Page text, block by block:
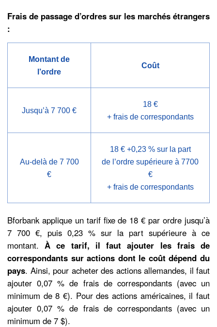
Frais de passage d’ordres sur les marchés étrangers
:
Montant de
l’ordre
Coût
Jusqu’à 7 700 €
18 €
+ frais de correspondants
Au-delà de 7 700
€
18 € +0,23 % sur la part
de l’ordre supérieure à 7700
€
+ frais de correspondants
Bforbank applique un tarif fixe de 18 € par ordre jusqu’à
7 700 €, puis 0,23 % sur la part supérieure à ce
montant. À ce tarif, il faut ajouter les frais de
correspondants sur actions dont le coût dépend du
pays. Ainsi, pour acheter des actions allemandes, il faut
ajouter 0,07 % de frais de correspondants (avec un
minimum de 8 €). Pour des actions américaines, il faut
ajouter 0,07 % de frais de correspondants (avec un
minimum de 7 $).